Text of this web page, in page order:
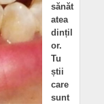
sănăt
atea
dințil
or.
Tu
știi
care
sunt